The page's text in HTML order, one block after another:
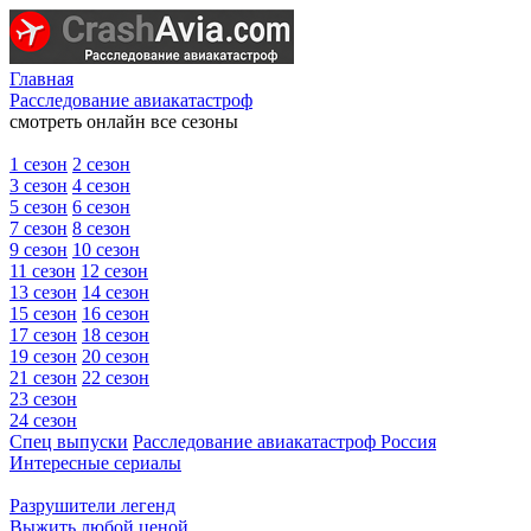
Главная
Расследование авиакатастроф
смотреть онлайн все сезоны
1 сезон 2 сезон
3 сезон 4 сезон
5 сезон 6 сезон
7 сезон 8 сезон
9 сезон 10 сезон
11 сезон 12 сезон
13 сезон 14 сезон
15 сезон 16 сезон
17 сезон 18 сезон
19 сезон 20 сезон
21 сезон 22 сезон
23 сезон
24 сезон
Спец выпуски Расследование авиакатастроф Россия
Интересные сериалы
Разрушители легенд
Выжить любой ценой